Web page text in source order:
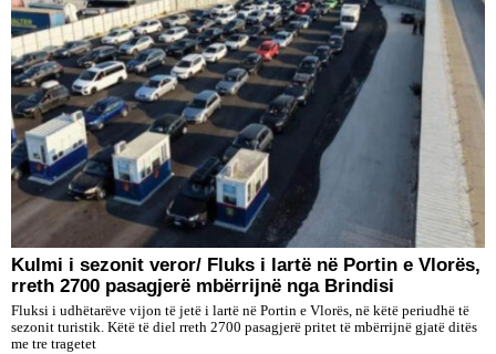
Kulmi i sezonit veror/ Fluks i lartë në Portin e Vlorës,
rreth 2700 pasagjerë mbërrijnë nga Brindisi
Fluksi i udhëtarëve vijon të jetë i lartë në Portin e Vlorës, në këtë periudhë të
sezonit turistik. Këtë të diel rreth 2700 pasagjerë pritet të mbërrijnë gjatë ditës
me tre tragetet